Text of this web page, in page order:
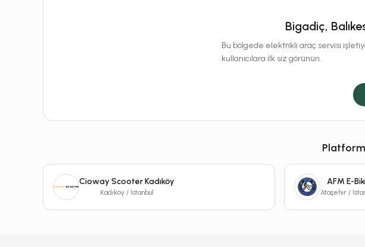
Bigadiç,
Bu bölgede elektrikli araç servisi
kullanıcılara ilk siz görünün.
Cioway Scooter Kadıköy
Kadıköy / İstanbul
AFM E-
Ataşehir /